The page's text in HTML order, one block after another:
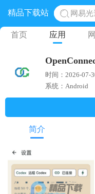
精品下载站
网易
黎明
奥特
地铁跑
首页 应用
时间：2026-07-
系统：Android
简介